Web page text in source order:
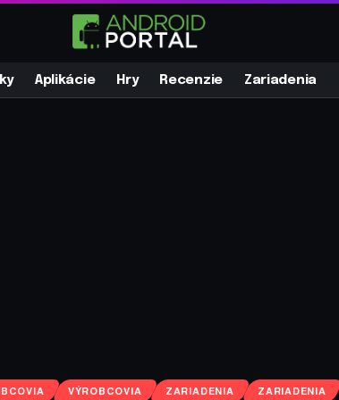
Aplikácie Hry Recenzie Zariadenia
VÝROBCOVIA ZARIADENIA ZARIADENIA